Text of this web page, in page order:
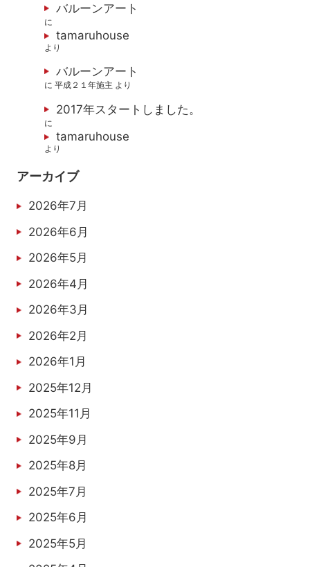
バルーンアート
に
tamaruhouse
より
バルーンアート
に平成２１年施主 より
2017年スタートしました。
に
tamaruhouse
より
アーカイブ
2026年7月
2026年6月
2026年5月
2026年4月
2026年3月
2026年2月
2026年1月
2025年12月
2025年11月
2025年9月
2025年8月
2025年7月
2025年6月
2025年5月